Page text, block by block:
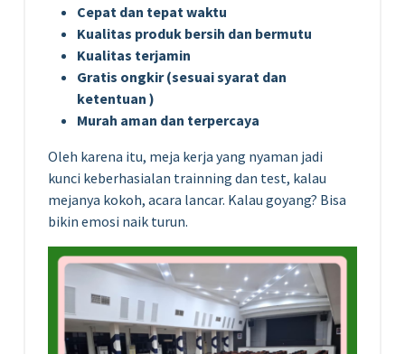
Cepat dan tepat waktu
Kualitas produk bersih dan bermutu
Kualitas terjamin
Gratis ongkir (sesuai syarat dan
ketentuan )
Murah aman dan terpercaya
Oleh karena itu, meja kerja yang nyaman jadi
kunci keberhasialan trainning dan test, kalau
mejanya kokoh, acara lancar. Kalau goyang? Bisa
bikin emosi naik turun.